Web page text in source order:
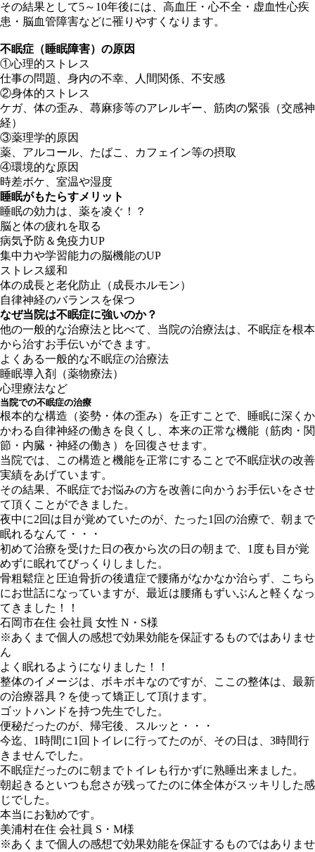
その結果として5～10年後には、高血圧・心不全・虚血性心疾
患・脳血管障害などに罹りやすくなります。
不眠症（睡眠障害）の原因
①心理的ストレス
仕事の問題、身内の不幸、人間関係、不安感
②身体的ストレス
ケガ、体の歪み、蕁麻疹等のアレルギー、筋肉の緊張（交感神
経）
③薬理学的原因
薬、アルコール、たばこ、カフェイン等の摂取
④環境的な原因
時差ボケ、室温や湿度
睡眠がもたらすメリット
睡眠の効力は、薬を凌ぐ！？
脳と体の疲れを取る
病気予防＆免疫力UP
集中力や学習能力の脳機能のUP
ストレス緩和
体の成長と老化防止（成長ホルモン）
自律神経のバランスを保つ
なぜ当院は不眠症に強いのか？
他の一般的な治療法と比べて、当院の治療法は、不眠症を根本
から治すお手伝いができます。
よくある一般的な不眠症の治療法
睡眠導入剤（薬物療法）
心理療法など
当院での不眠症の治療
根本的な構造（姿勢・体の歪み）を正すことで、睡眠に深くか
かわる自律神経の働きを良くし、本来の正常な機能（筋肉・関
節・内臓・神経の働き）を回復させます。
当院では、この構造と機能を正常にすることで不眠症状の改善
実績をあげています。
その結果、不眠症でお悩みの方を改善に向かうお手伝いをさせ
て頂くことができました。
夜中に2回は目が覚めていたのが、たった1回の治療で、朝まで
眠れるなんて・・・
初めて治療を受けた日の夜から次の日の朝まで、1度も目が覚
めずに眠れてびっくりしました。
骨粗鬆症と圧迫骨折の後遺症で腰痛がなかなか治らず、こちら
にお世話になっていますが、最近は腰痛もずいぶんと軽くなっ
てきました！！
石岡市在住 会社員 女性 N・S様
※あくまで個人の感想で効果効能を保証するものではありませ
ん
よく眠れるようになりました！！
整体のイメージは、ボキボキなのですが、ここの整体は、最新
の治療器具？を使って矯正して頂けます。
ゴットハンドを持つ先生でした。
便秘だったのが、帰宅後、スルッと・・・
今迄、1時間に1回トイレに行ってたのが、その日は、3時間行
きませんでした。
不眠症だったのに朝までトイレも行かずに熟睡出来ました。
朝起きるといつも怠さが残ってたのに体全体がスッキリした感
じでした。
本当にお勧めです。
美浦村在住 会社員 S・M様
※あくまで個人の感想で効果効能を保証するものではありませ